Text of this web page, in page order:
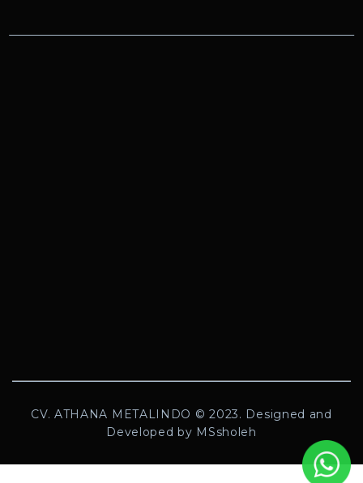
CV. ATHANA METALINDO © 2023. Designed and
Developed by MSsholeh